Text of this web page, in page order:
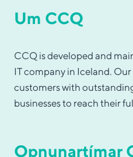
Um CCQ
CCQ is developed and
IT company in Iceland.
customers with
businesses to reach their
Opnunartímar